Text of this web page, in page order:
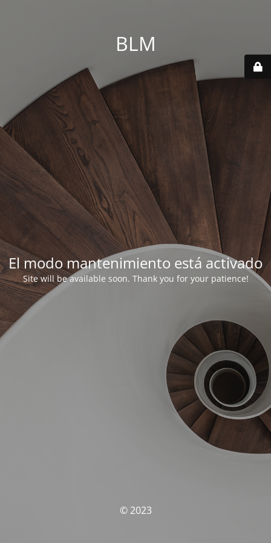
BLM
El modo mantenimiento está activado
Site will be available soon. Thank you for your patience!
© 2023